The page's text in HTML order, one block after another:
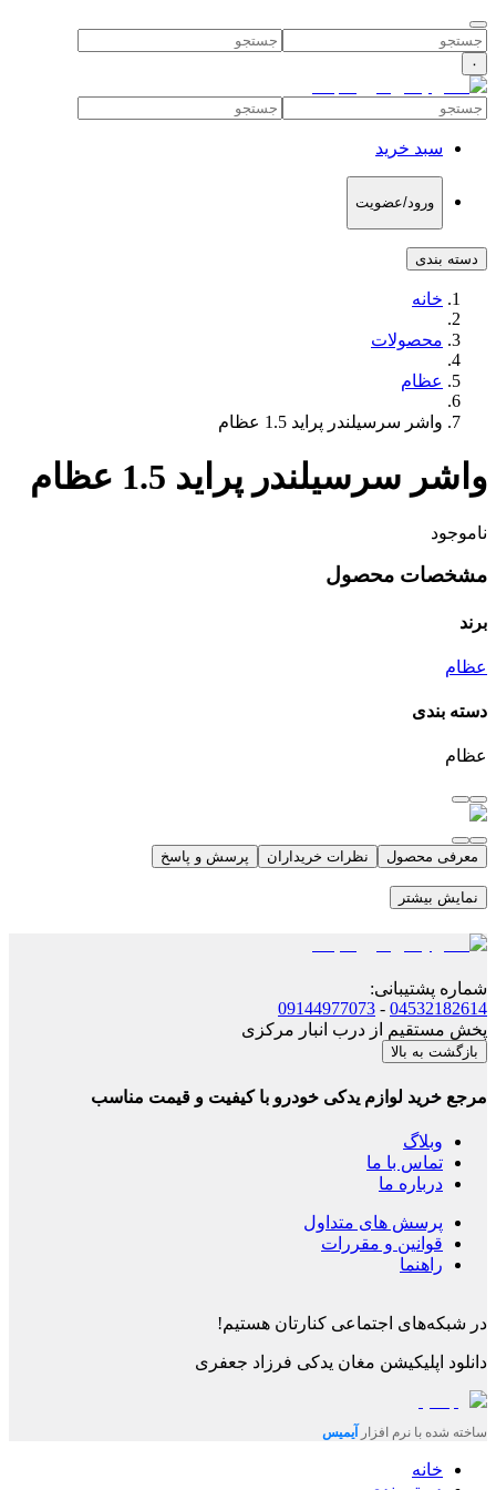
۰
سبد خرید
ورود/عضویت
دسته بندی
خانه
محصولات
عظام
واشر سرسیلندر پراید 1.5 عظام
واشر سرسیلندر پراید 1.5 عظام
ناموجود
مشخصات محصول
برند
عظام
دسته بندی
عظام
معرفی محصول نظرات خریداران پرسش و پاسخ
نمایش بیشتر
شماره پشتیبانی:
04532182614
-
09144977073
پخش مستقیم از درب انبار مرکزی
بازگشت به بالا
مرجع خرید لوازم یدکی خودرو با کیفیت و قیمت مناسب
وبلاگ
تماس با ما
درباره ما
پرسش های متداول
قوانین و مقررات
راهنما
در شبکه‌های اجتماعی کنارتان هستیم!
دانلود اپلیکیشن مغان یدکی فرزاد جعفری
ساخته شده با نرم افزار آیمیس
خانه